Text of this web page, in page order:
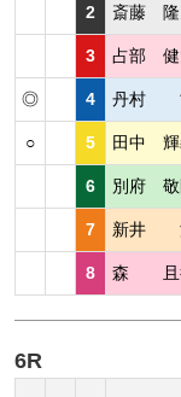
2 斎藤 隆
3 占部 健
◎ 4 丹村
○ 5 田中 輝
6 別府 敬
7 新井
8 森 且
6R